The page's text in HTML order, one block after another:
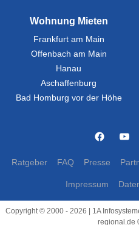
Wohnung Mieten
Frankfurt am Main
Offenbach am Main
Hanau
Aschaffenburg
Bad Homburg vor der Höhe
Ratgeber FAQ Presse
Impressum
Copyright © 2000 - 2026 | 1A
regional.de